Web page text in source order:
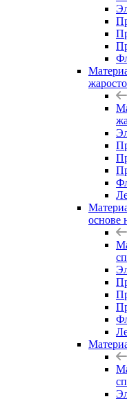
основе